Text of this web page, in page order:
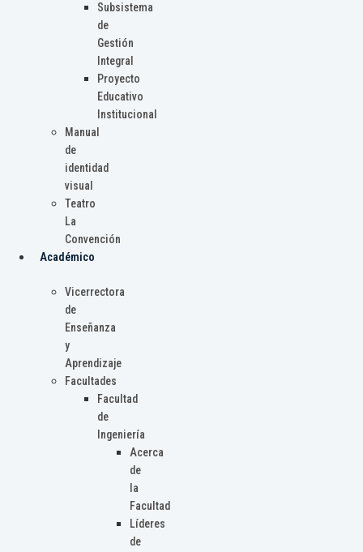
Subsistema
de
Gestión
Integral
Proyecto
Educativo
Institucional
Manual
de
identidad
visual
Teatro
La
Convención
Académico
Vicerrectora
de
Enseñanza
y
Aprendizaje
Facultades
Facultad
de
Ingeniería
Acerca
de
la
Facultad
Líderes
de